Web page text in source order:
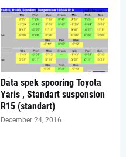
Data spek spooring Toyota
Yaris , Standart suspension
R15 (standart)
December 24, 2016